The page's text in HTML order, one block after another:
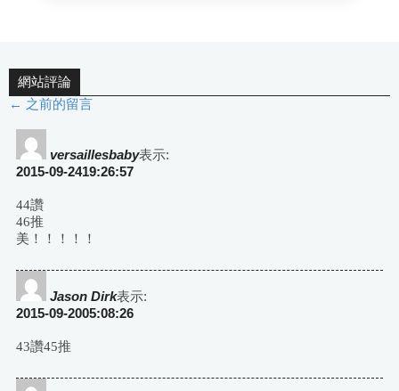
網站評論
評
論
導
航
← 之前的留言
versaillesbaby表示:
2015-09-2419:26:57
44讚
46推
美！！！！！
Jason Dirk表示:
2015-09-2005:08:26
43讚45推